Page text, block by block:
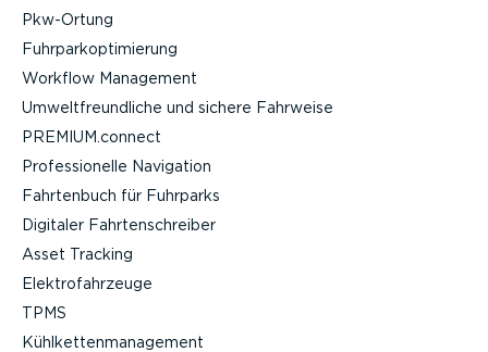
Pkw-Ortung
Fuhrpar­k­op­ti­mierung
Workflow Management
Umwelt­freund­liche und sichere Fahrweise
PREMIUM.connect
Profes­sio­nelle Navigation
Fahrtenbuch für Fuhrparks
Digitaler Fahrten­schreiber
Asset Tracking
Elektro­fahr­zeuge
TPMS
Kühlket­ten­ma­nagement